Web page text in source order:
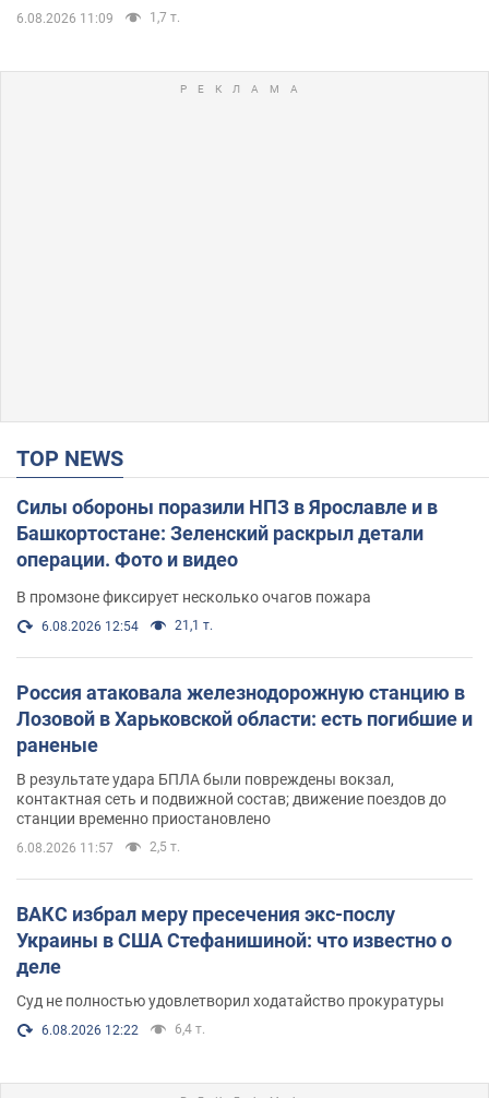
6.08.2026 11:09 1,7 т.
TOP NEWS
Силы обороны поразили НПЗ в Ярославле и в
Башкортостане: Зеленский раскрыл детали
операции. Фото и видео
В промзоне фиксирует несколько очагов пожара
6.08.2026 12:54 21,1 т.
Россия атаковала железнодорожную станцию в
Лозовой в Харьковской области: есть погибшие и
раненые
В результате удара БПЛА были повреждены вокзал,
контактная сеть и подвижной состав; движение поездов до
станции временно приостановлено
6.08.2026 11:57 2,5 т.
ВАКС избрал меру пресечения экс-послу
Украины в США Стефанишиной: что известно о
деле
Суд не полностью удовлетворил ходатайство прокуратуры
6.08.2026 12:22 6,4 т.